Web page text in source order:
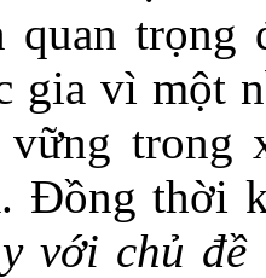
quan
gia vì một
trong
Đồng thời
với chủ